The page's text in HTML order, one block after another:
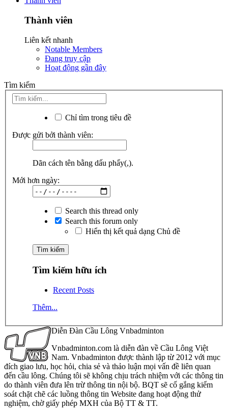
Thành viên
Liên kết nhanh
Notable Members
Đang truy cập
Hoạt động gần đây
Tìm kiếm
Chỉ tìm trong tiêu đề
Được gửi bởi thành viên:
Dãn cách tên bằng dấu phẩy(,).
Mới hơn ngày:
Search this thread only
Search this forum only
Hiển thị kết quả dạng Chủ đề
Tìm kiếm hữu ích
Recent Posts
Thêm...
Diễn Đàn Cầu Lông Vnbadminton
Vnbadminton.com là diễn đàn về Cầu Lông Việt
Nam. Vnbadminton được thành lập từ 2012 với mục
đích giao lưu, học hỏi, chia sẻ và thảo luận mọi vấn đề liên quan
đến cầu lông. Chúng tôi sẽ không chịu trách nhiệm với các thông tin
do thành viên đưa lên trừ thông tin nội bộ. BQT sẽ cố gắng kiểm
soát chặt chẽ các luồng thông tin Website đang hoạt động thử
nghiệm, chờ giấy phép MXH của Bộ TT & TT.